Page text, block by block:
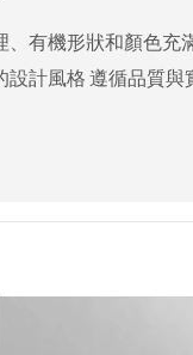
、有機形狀和顏色充
設計風格 遵循品質